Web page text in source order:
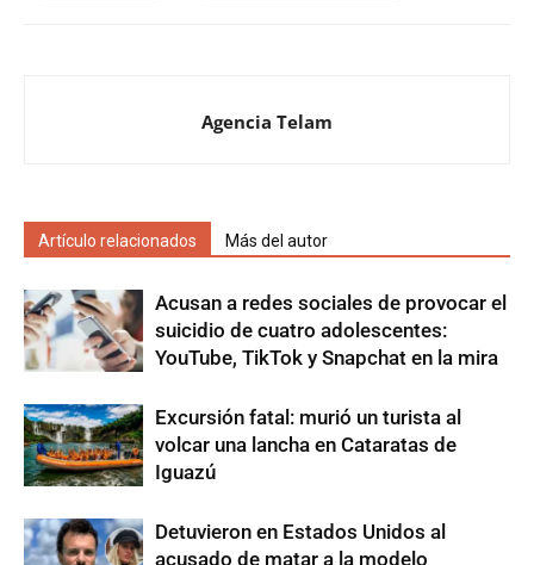
Agencia Telam
Artículo relacionados Más del autor
Acusan a redes sociales de provocar el
suicidio de cuatro adolescentes:
YouTube, TikTok y Snapchat en la mira
Excursión fatal: murió un turista al
volcar una lancha en Cataratas de
Iguazú
Detuvieron en Estados Unidos al
acusado de matar a la modelo